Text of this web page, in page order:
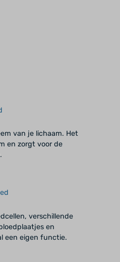
van je lichaam. Het
en zorgt voor de
verschillende
en
een eigen functie.